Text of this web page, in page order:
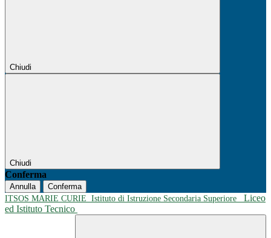
Chiudi
Chiudi
Conferma
Annulla
Conferma
ITSOS MARIE CURIE Istituto di Istruzione Secondaria Superiore
Liceo
ed Istituto Tecnico